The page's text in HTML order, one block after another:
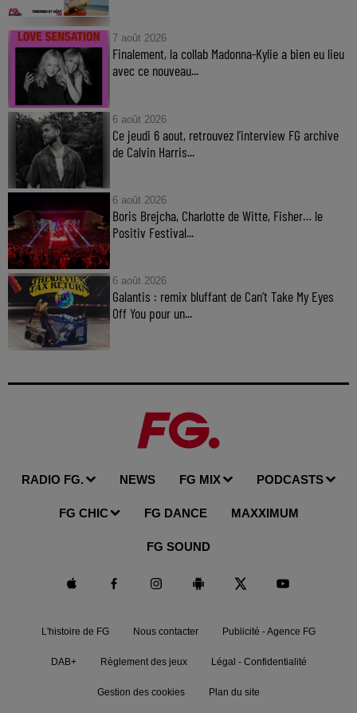
7 août 2026
Finalement, la collab Madonna-Kylie a bien eu lieu
avec ce nouveau...
6 août 2026
Ce jeudi 6 aout, retrouvez l'interview FG archive
de Calvin Harris...
6 août 2026
Boris Brejcha, Charlotte de Witte, Fisher… le
Positiv Festival...
6 août 2026
Galantis : remix bluffant de Can’t Take My Eyes
Off You pour un...
RADIO FG. NEWS FG MIX PODCASTS
FG CHIC FG DANCE MAXXIMUM
FG SOUND
L'histoire de FG Nous contacter Publicité - Agence FG
DAB+ Règlement des jeux Légal - Confidentialité
Gestion des cookies Plan du site